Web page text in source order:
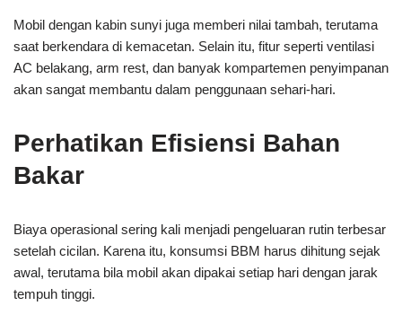
Mobil dengan kabin sunyi juga memberi nilai tambah, terutama
saat berkendara di kemacetan. Selain itu, fitur seperti ventilasi
AC belakang, arm rest, dan banyak kompartemen penyimpanan
akan sangat membantu dalam penggunaan sehari-hari.
Perhatikan Efisiensi Bahan
Bakar
Biaya operasional sering kali menjadi pengeluaran rutin terbesar
setelah cicilan. Karena itu, konsumsi BBM harus dihitung sejak
awal, terutama bila mobil akan dipakai setiap hari dengan jarak
tempuh tinggi.